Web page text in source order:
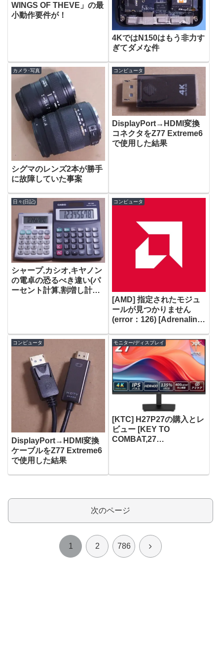
WINGS OF THEVE」の最
小動作要件が！
4KではN150はもう非力す
ぎてダメな件
カメラ･写真
シグマのレンズ2本が勝手
に故障していた事案
コンピュータ
DisplayPort→HDMI変換
コネクタをZ77 Extreme6
で使用した結果
日々(日記)
シャープ,カシオ,キヤノン
の電卓の恐るべき違い(パ
ーセント計算,割増し計算,
コンピュータ
[AMD] 指定されたモジュ
ールが見つかりません
(error：126) [Adrenalin
コンピュータ
DisplayPort→HDMI変換
ケーブルをZ77 Extreme6
で使用した結果
モニター/ディスプレイ
[KTC] H27P27の購入とレ
ビュー [KEY TO
COMBAT,27
次のページ
1 2 786 次